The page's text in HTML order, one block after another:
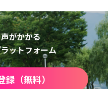
がかかる
ットフォーム
（無料）